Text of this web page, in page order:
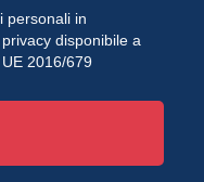
personali in
disponibile a
2016/679